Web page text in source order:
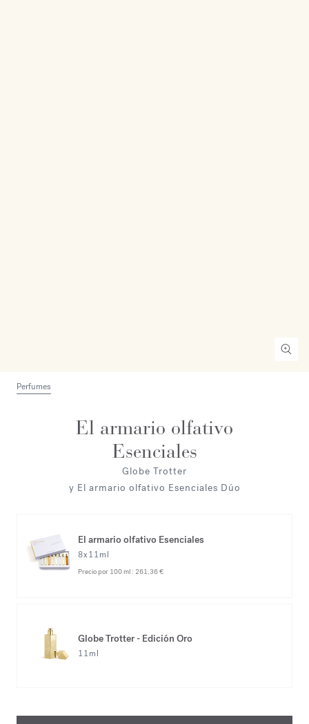
Perfumes
El armario olfativo
Esenciales
Globe Trotter
y El armario olfativo Esenciales Dúo
El armario olfativo Esenciales
8x11ml
Precio por 100 ml : 261,36 €
Globe Trotter - Edición Oro
11ml